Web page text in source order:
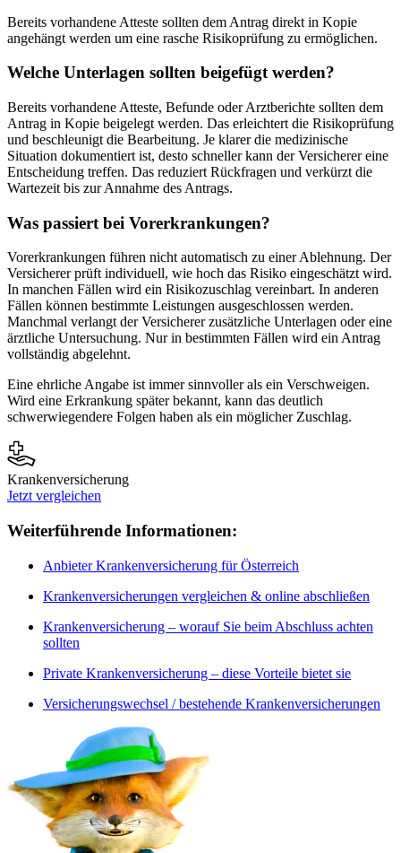
Bereits vorhandene Atteste sollten dem Antrag direkt in Kopie
angehängt werden um eine rasche Risikoprüfung zu ermöglichen.
Welche Unterlagen sollten beigefügt werden?
Bereits vorhandene Atteste, Befunde oder Arztberichte sollten dem
Antrag in Kopie beigelegt werden. Das erleichtert die Risikoprüfung
und beschleunigt die Bearbeitung. Je klarer die medizinische
Situation dokumentiert ist, desto schneller kann der Versicherer eine
Entscheidung treffen. Das reduziert Rückfragen und verkürzt die
Wartezeit bis zur Annahme des Antrags.
Was passiert bei Vorerkrankungen?
Vorerkrankungen führen nicht automatisch zu einer Ablehnung. Der
Versicherer prüft individuell, wie hoch das Risiko eingeschätzt wird.
In manchen Fällen wird ein Risikozuschlag vereinbart. In anderen
Fällen können bestimmte Leistungen ausgeschlossen werden.
Manchmal verlangt der Versicherer zusätzliche Unterlagen oder eine
ärztliche Untersuchung. Nur in bestimmten Fällen wird ein Antrag
vollständig abgelehnt.
Eine ehrliche Angabe ist immer sinnvoller als ein Verschweigen.
Wird eine Erkrankung später bekannt, kann das deutlich
schwerwiegendere Folgen haben als ein möglicher Zuschlag.
Krankenversicherung
Jetzt vergleichen
Weiterführende Informationen:
Anbieter Krankenversicherung für Österreich
Krankenversicherungen vergleichen & online abschließen
Krankenversicherung – worauf Sie beim Abschluss achten
sollten
Private Krankenversicherung – diese Vorteile bietet sie
Versicherungswechsel / bestehende Krankenversicherungen